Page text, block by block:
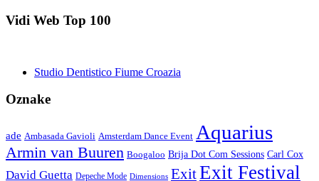
Vidi Web Top 100
Studio Dentistico Fiume Croazia
Oznake
ade Ambasada Gavioli Amsterdam Dance Event Aquarius
Armin van Buuren Boogaloo Brija Dot Com Sessions Carl Cox
David Guetta Depeche Mode Dimensions ExitExit Festival